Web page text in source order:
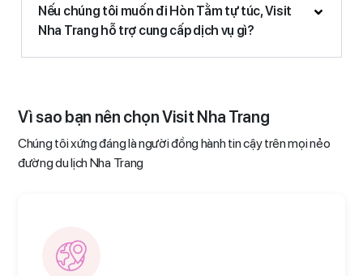
Nếu chúng tôi muốn đi Hòn Tằm tự túc, Visit
Nha Trang hỗ trợ cung cấp dịch vụ gì?
Vì sao bạn nên chọn Visit Nha Trang
Chúng tôi xứng đáng là người đồng hành tin cậy trên mọi nẻo
đường du lịch Nha Trang